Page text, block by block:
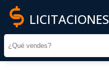
LICITACIONES